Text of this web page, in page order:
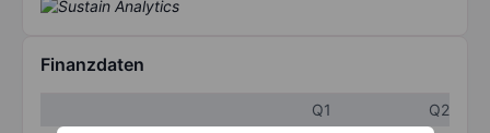
Finanzdaten
Q1
Q2